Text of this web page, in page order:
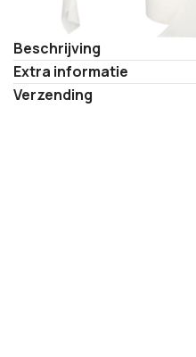
Beschrijving
Extra informatie
Verzending